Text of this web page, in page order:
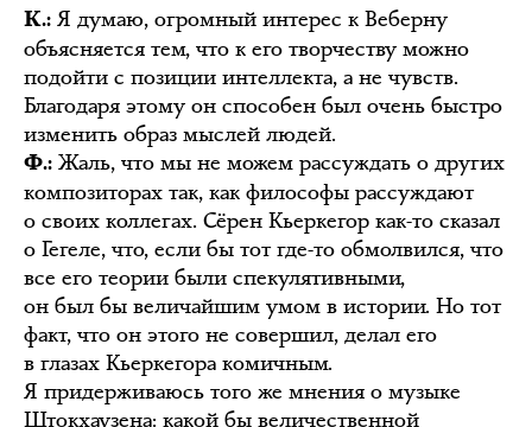
К.: Я думаю, огромный интерес к Веберну
объясняется тем, что к его творчеству можно
подойти с позиции интеллекта, а не чувств.
Благодаря этому он способен был очень быстро
изменить образ мыслей людей.
Ф.: Жаль, что мы не можем рассуждать о других
композиторах так, как философы рассуждают
о своих коллегах. Сёрен Кьеркегор как-то сказал
о Гегеле, что, если бы тот где-то обмолвился, что
все его теории были спекулятивными,
он был бы величайшим умом в истории. Но тот
факт, что он этого не совершил, делал его
в глазах Кьеркегора комичным.
Я придерживаюсь того же мнения о музыке
Штокхаузена: какой бы величественной